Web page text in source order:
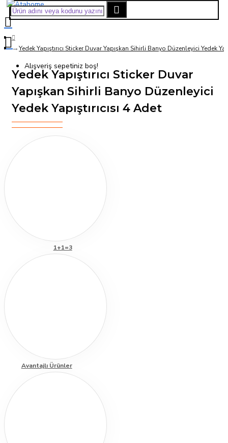
Alışveriş sepetiniz boş!
Yedek Yapıştırıcı Sticker Duvar Yapışkan Sihirli Banyo Düzenleyici Yedek
Yedek Yapıştırıcı Sticker Duvar
Yapışkan Sihirli Banyo Düzenleyici
Yedek Yapıştırıcısı 4 Adet
1+1=3
Avantajlı Ürünler